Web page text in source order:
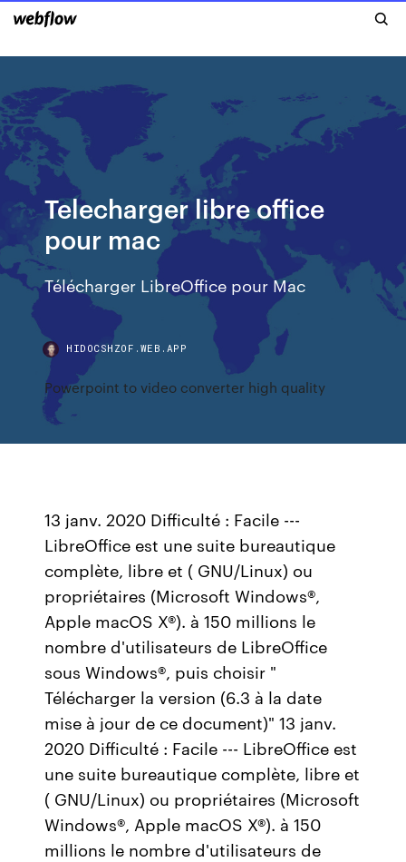
Telecharger libre office
pour mac
Télécharger LibreOffice pour Mac
HIDOCSHZOF.WEB.APP
Powerpoint to video converter high quality
13 janv. 2020 Difficulté : Facile ---
LibreOffice est une suite bureautique
complète, libre et ( GNU/Linux) ou
propriétaires (Microsoft Windows®,
Apple macOS X®). à 150 millions le
nombre d'utilisateurs de LibreOffice
sous Windows®, puis choisir "
Télécharger la version (6.3 à la date
mise à jour de ce document)" 13 janv.
2020 Difficulté : Facile --- LibreOffice est
une suite bureautique complète, libre et
( GNU/Linux) ou propriétaires (Microsoft
Windows®, Apple macOS X®). à 150
millions le nombre d'utilisateurs de